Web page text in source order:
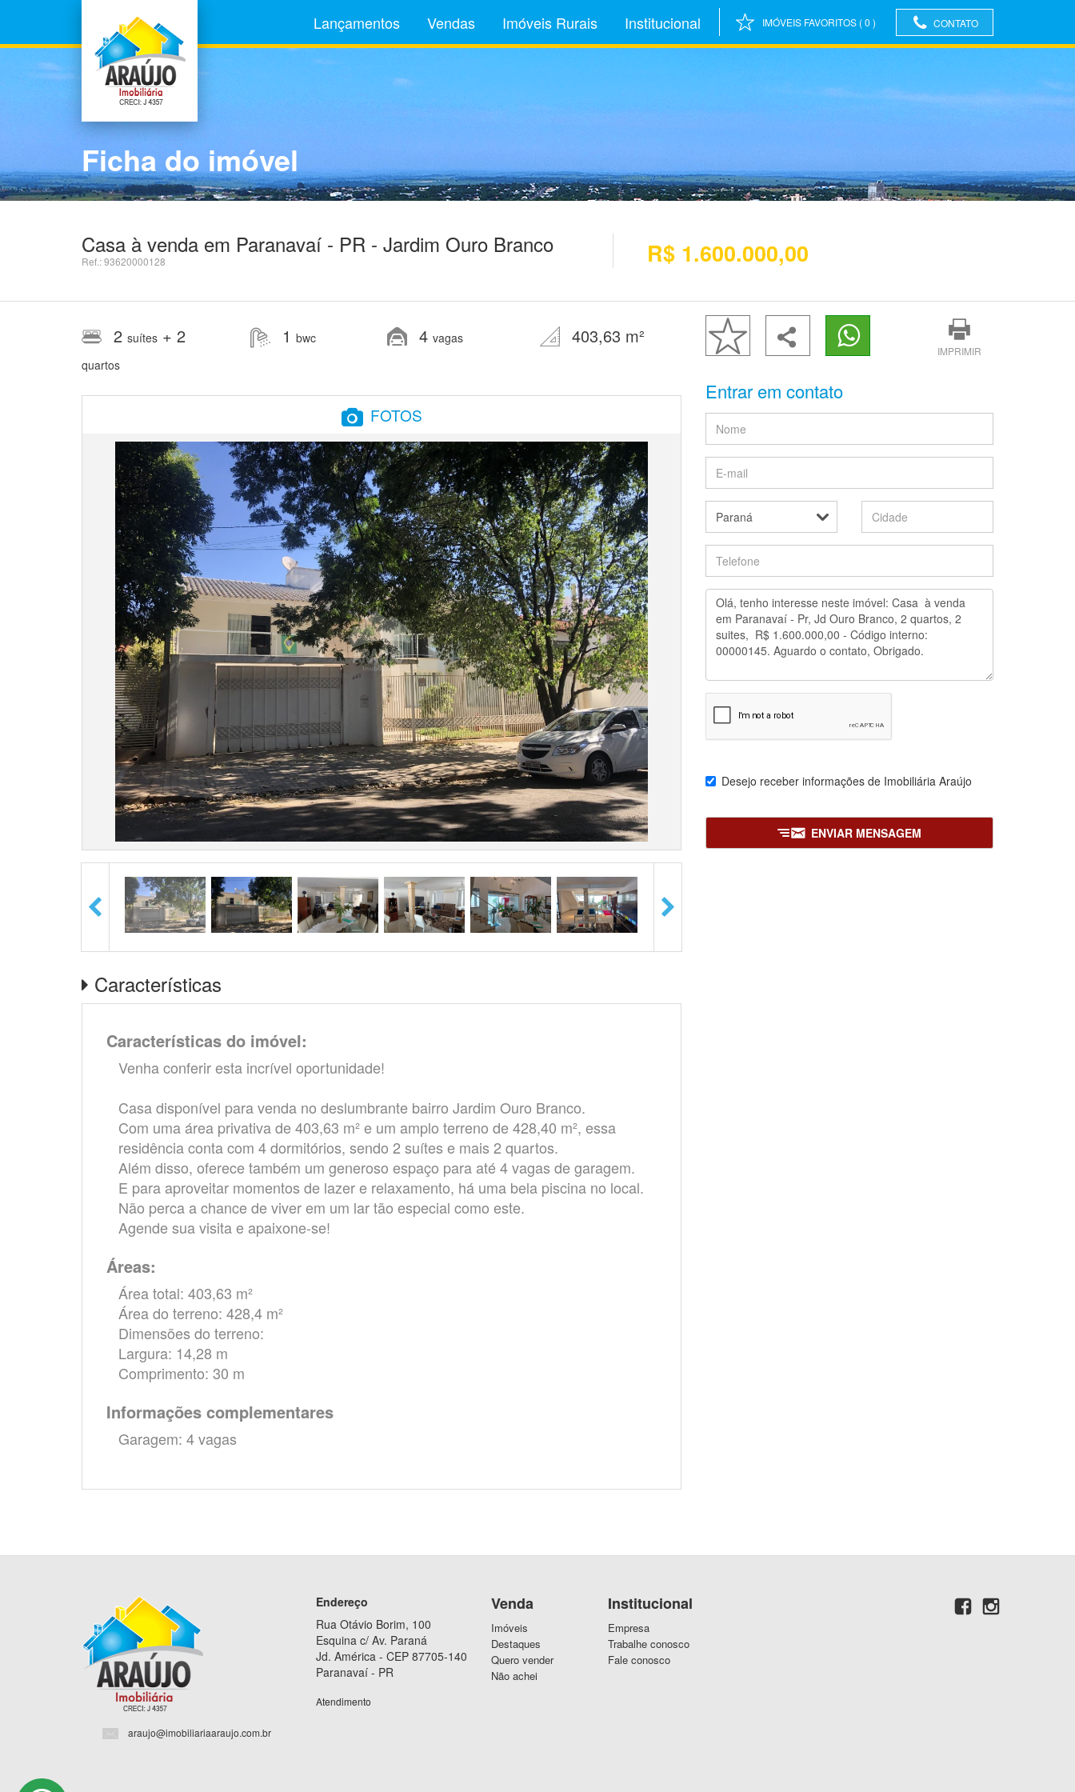
Lançamentos Vendas Imóveis Rurais Institucional IMÓVEIS FAVORITOS (0 ) CONTATO
Ficha do imóvel
Casa à venda em Paranavaí - PR - Jardim Ouro Branco
Ref.: 93620000128 R$ 1.600.000,00
2 suítes + 2
quartos
1 bwc 4 vagas 403,63 m²
FOTOS
IMPRIMIR
Entrar em contato
Desejo receber informações de Imobiliária Araújo
ENVIAR MENSAGEM
Características
Características do imóvel:
Venha conferir esta incrível oportunidade!
Casa disponível para venda no deslumbrante bairro Jardim Ouro Branco.
Com uma área privativa de 403,63 m² e um amplo terreno de 428,40 m², essa
residência conta com 4 dormitórios, sendo 2 suítes e mais 2 quartos.
Além disso, oferece também um generoso espaço para até 4 vagas de garagem.
E para aproveitar momentos de lazer e relaxamento, há uma bela piscina no local.
Não perca a chance de viver em um lar tão especial como este.
Agende sua visita e apaixone-se!
Áreas:
Área total: 403,63 m²
Área do terreno: 428,4 m²
Dimensões do terreno:
Largura: 14,28 m
Comprimento: 30 m
Informações complementares
Garagem: 4 vagas
araujo@imobiliariaaraujo.com.br
Endereço
Rua Otávio Borim, 100
Esquina c/ Av. Paraná
Jd. América - CEP 87705-140
Paranavaí - PR
Atendimento
Venda
Imóveis
Destaques
Quero vender
Não achei
Institucional
Empresa
Trabalhe conosco
Fale conosco